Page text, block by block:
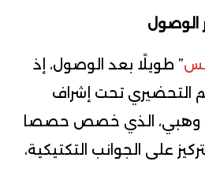
الوصول
” طويلًا بعد الوصول، إذ
التحضيري تحت إشراف
وهبي، الذي خصص حصصا
على الجوانب التكتيكية،